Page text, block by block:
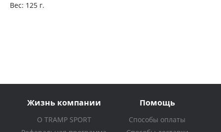
Вес: 125 г.
Жизнь компании
О TRAMP SPORT
Помощь
Способы оплаты